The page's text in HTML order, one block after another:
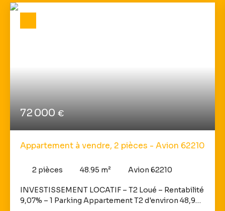
72 000 €
Appartement à vendre, 2 pièces - Avion 62210
2 pièces 48.95 m² Avion 62210
INVESTISSEMENT LOCATIF – T2 Loué – Rentabilité
9,07% – 1 Parking Appartement T2 d'environ 48,95